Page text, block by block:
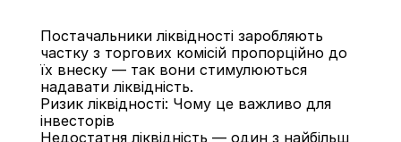
Постачальники ліквідності заробляють
частку з торгових комісій пропорційно до
їх внеску — так вони стимулюються
надавати ліквідність.
Ризик ліквідності: Чому це важливо для
інвесторів
Недостатня ліквідність — один з найбільш